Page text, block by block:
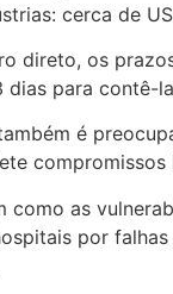
cerca de
direto, os
dias para contê-
é
como as
por